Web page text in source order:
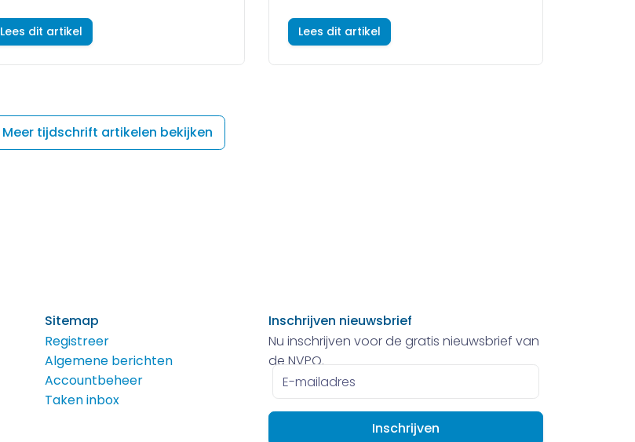
Lees dit artikel Lees dit artikel
Meer tijdschrift artikelen bekijken
Sitemap
Registreer
Algemene berichten
Accountbeheer
Taken inbox
Inschrijven nieuwsbrief
Nu inschrijven voor de gratis nieuwsbrief van
de NVPO.
E-
mailadres